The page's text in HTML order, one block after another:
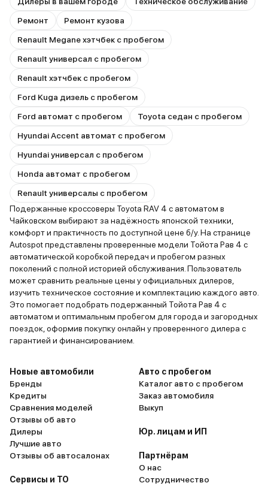
Ремонт
Ремонт кузова
Renault Megane хэтчбек с пробегом
Renault универсал с пробегом
Renault хэтчбек с пробегом
Ford Kuga дизель с пробегом
Ford автомат с пробегом
Toyota седан с пробегом
Hyundai Accent автомат с пробегом
Hyundai универсал с пробегом
Honda автомат с пробегом
Renault универсалы с пробегом
Подержанные кроссоверы Toyota RAV 4 с автоматом в
Чайковском выбирают за надёжность японской техники,
комфорт и практичность по доступной цене б/у. На странице
Autospot представлены проверенные модели Тойота Рав 4 с
автоматической коробкой передач и пробегом разных
поколений с полной историей обслуживания. Пользователь
может сравнить реальные цены у официальных дилеров,
изучить техническое состояние и комплектацию каждого авто.
Это помогает подобрать подержанный Тойота Рав 4 с
автоматом и оптимальным пробегом для города и загородных
поездок, оформив покупку онлайн у проверенного дилера с
гарантией и финансированием.
Новые автомобили
Бренды
Кредиты
Сравнения моделей
Отзывы об авто
Дилеры
Лучшие авто
Отзывы об автосалонах
Сервисы и ТО
Авто с пробегом
Каталог авто с пробегом
Заказ автомобиля
Выкуп
Юр. лицам и ИП
Партнёрам
О нас
Сотрудничество